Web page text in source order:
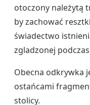
otoczony należytą
by zachować
świadectwo
zgladzonej
Obecna odkrywka
ostańcami
stolicy.